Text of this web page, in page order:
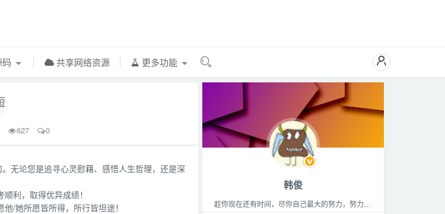
共享网络资源 更多功能  
627 0
无论您是追寻心灵慰藉、感悟人生哲理，还是深
利，取得优异成绩！
/她所愿皆所得，所行皆坦途！
韩俊
趁你现在还有时间，尽你自己最大的努力，努力做成你最想做的那件事，成为你最想成为的那种人，过着你最想过的那种生活。这个世界永远比你想的要更精彩，不要败给生活。